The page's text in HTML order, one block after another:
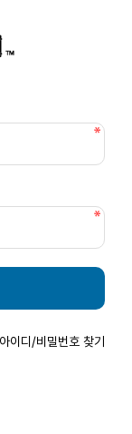
아이디/비밀번호 찾기